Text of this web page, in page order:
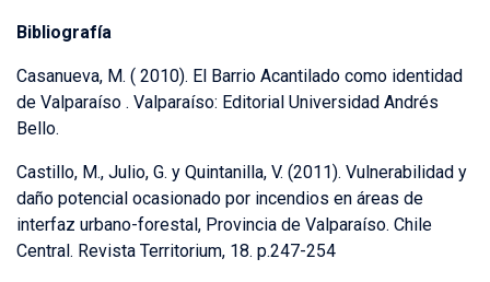
Bibliografía
Casanueva, M. ( 2010). El Barrio Acantilado como identidad
de Valparaíso . Valparaíso: Editorial Universidad Andrés
Bello.
Castillo, M., Julio, G. y Quintanilla, V. (2011). Vulnerabilidad y
daño potencial ocasionado por incendios en áreas de
interfaz urbano-forestal, Provincia de Valparaíso. Chile
Central. Revista Territorium, 18. p.247-254